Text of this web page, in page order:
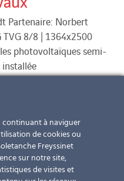
Partenaire: Norbert
TVG 8/8 | 1364x2500
photovoltaïques semi-
continuant à naviguer
de cookies ou
Freyssinet
sur notre site,
de visites et